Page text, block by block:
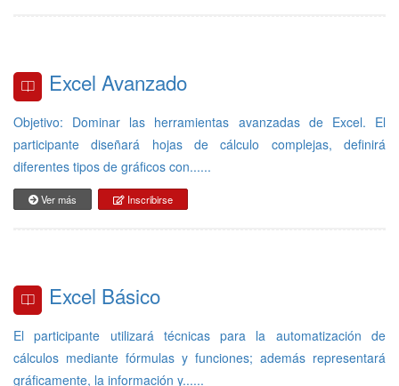
Excel Avanzado
Objetivo: Dominar las herramientas avanzadas de Excel. El
participante diseñará hojas de cálculo complejas, definirá
diferentes tipos de gráficos con......
Ver más Inscribirse
Excel Básico
El participante utilizará técnicas para la automatización de
cálculos mediante fórmulas y funciones; además representará
gráficamente, la información y......